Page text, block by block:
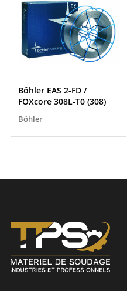
Böhler EAS 2-FD /
FOXcore 308L-T0 (308)
Böhler